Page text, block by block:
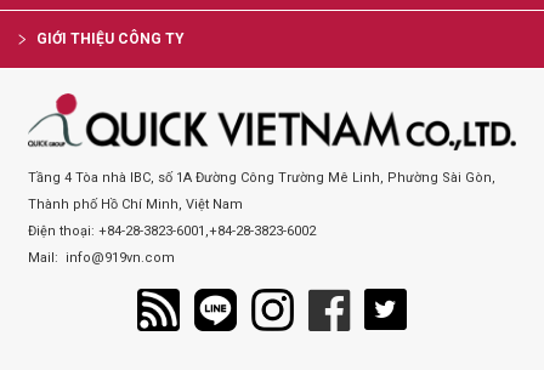
GIỚI THIỆU CÔNG TY
Tầng 4 Tòa nhà IBC, số 1A Đường Công Trường Mê Linh, Phường Sài Gòn,
Thành phố Hồ Chí Minh, Việt Nam
Điện thoại:+84-28-3823-6001 ,+84-28-3823-6002
Mail: info@919vn.com